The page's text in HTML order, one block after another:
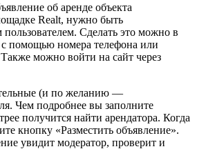
об аренде объекта
Realt, нужно быть
Сделать это можно в
помощью номера телефона или
можно войти на сайт через
(и по желанию —
Чем подробнее вы заполните
получится найти арендатора. Когда
кнопку «Разместить объявление».
увидит модератор, проверит и